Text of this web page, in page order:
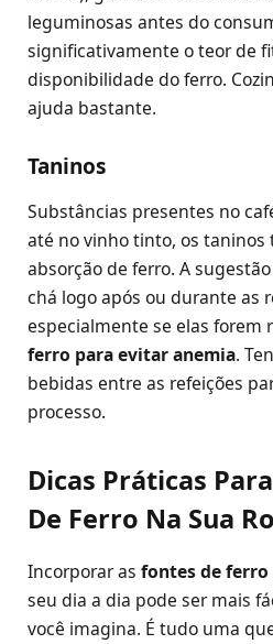
leguminosas antes do
significativamente o teor de
disponibilidade do ferro.
ajuda bastante.
Taninos
Substâncias presentes no
até no vinho tinto, os
absorção de ferro. A
chá logo após ou durante as
especialmente se elas forem
ferro para evitar anemia.
bebidas entre as refeições
processo.
Dicas Práticas
De Ferro Na Sua
Incorporar as fontes de
seu dia a dia pode ser mais
você imagina. É tudo uma